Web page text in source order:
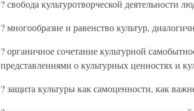
? свобода культуротворческой деятельности
? многообразие и равенство культур,
? органичное сочетание культурной
представлениями о культурных ценностях и
? защита культуры как самоценности, как